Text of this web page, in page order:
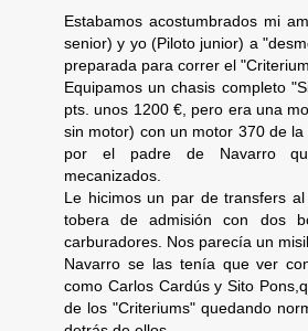
Estabamos acostumbrados mi
senior) y yo (Piloto junior) a
preparada para correr el
Equipamos un chasis completo
pts. unos 1200 €, pero era una
sin motor) con un motor 370 de
por el padre de Navarro
mecanizados.
Le hicimos un par de transfers
tobera de admisión con dos
carburadores. Nos parecía un misil.
Navarro se las tenía que ver
como Carlos Cardús y Sito
de los "Criteriums" quedando